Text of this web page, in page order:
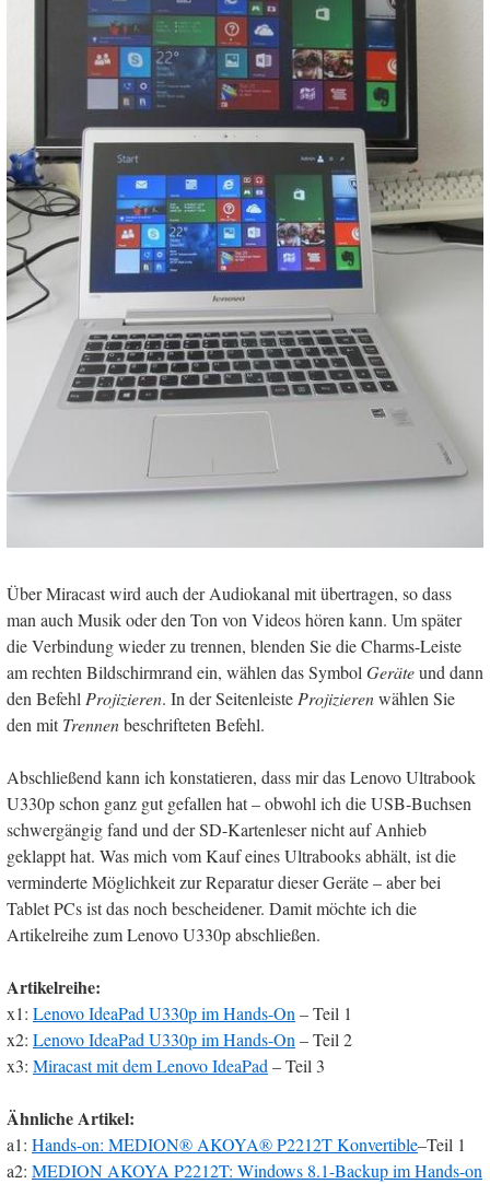
Über Miracast wird auch der Audiokanal mit übertragen, so dass
man auch Musik oder den Ton von Videos hören kann. Um später
die Verbindung wieder zu trennen, blenden Sie die Charms-Leiste
am rechten Bildschirmrand ein, wählen das SymbolGeräteund dann
den BefehlProjizieren. In der SeitenleisteProjizierenwählen Sie
den mitTrennenbeschrifteten Befehl.
Abschließend kann ich konstatieren, dass mir das Lenovo Ultrabook
U330p schon ganz gut gefallen hat – obwohl ich die USB-Buchsen
schwergängig fand und der SD-Kartenleser nicht auf Anhieb
geklappt hat. Was mich vom Kauf eines Ultrabooks abhält, ist die
verminderte Möglichkeit zur Reparatur dieser Geräte – aber bei
Tablet PCs ist das noch bescheidener. Damit möchte ich die
Artikelreihe zum Lenovo U330p abschließen.
Artikelreihe:
x1: Lenovo IdeaPad U330p im Hands-On– Teil 1
x2: Lenovo IdeaPad U330p im Hands-On– Teil 2
x3: Miracast mit dem Lenovo IdeaPad– Teil 3
Ähnliche Artikel:
a1: Hands-on: MEDION® AKOYA® P2212T Konvertible–Teil 1
a2: MEDION AKOYA P2212T: Windows 8.1-Backup im Hands-on